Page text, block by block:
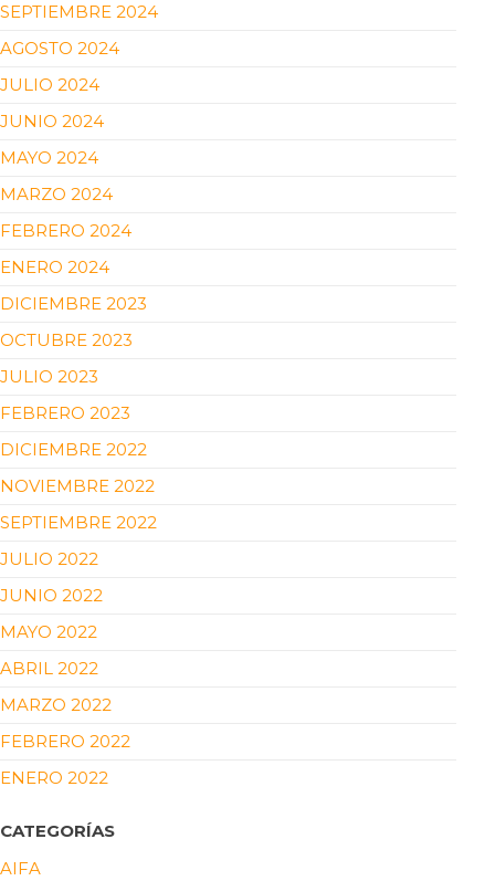
SEPTIEMBRE 2024
AGOSTO 2024
JULIO 2024
JUNIO 2024
MAYO 2024
MARZO 2024
FEBRERO 2024
ENERO 2024
DICIEMBRE 2023
OCTUBRE 2023
JULIO 2023
FEBRERO 2023
DICIEMBRE 2022
NOVIEMBRE 2022
SEPTIEMBRE 2022
JULIO 2022
JUNIO 2022
MAYO 2022
ABRIL 2022
MARZO 2022
FEBRERO 2022
ENERO 2022
CATEGORÍAS
AIFA